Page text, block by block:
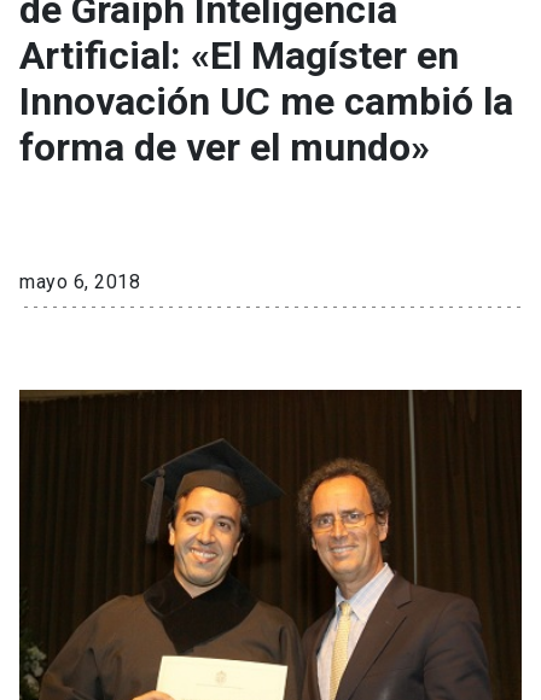
de Graiph Inteligencia
Artificial: «El Magíster en
Innovación UC me cambió la
forma de ver el mundo»
mayo 6, 2018